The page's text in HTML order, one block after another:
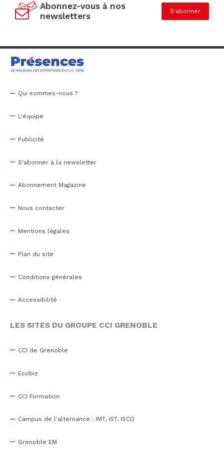
Abonnez-vous à nos
newsletters
S'abonner
Qui sommes-nous ?
L'équipe
Publicité
S'abonner à la newsletter
Abonnement Magazine
Nous contacter
Mentions légales
Plan du site
Conditions générales
Accessibilité
LES SITES DU GROUPE CCI GRENOBLE
CCI de Grenoble
Ecobiz
CCI Formation
Campus de l'alternance : IMT, IST, ISCO
Grenoble EM